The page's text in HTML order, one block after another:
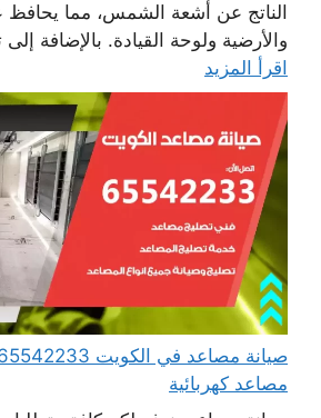
الناتج عن أشعة الشمس، مما يحافظ
والأرضية ولوحة القيادة. بالإضافة
اقرأ المزيد
مصاعد كهربائية